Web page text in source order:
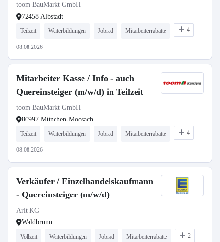
toom BauMarkt GmbH
72458 Albstadt
Teilzeit Weiterbildungen Jobrad Mitarbeiterrabatte 4
08.08.2026
Mitarbeiter Kasse / Info - auch
Quereinsteiger (m/w/d) in Teilzeit
toom BauMarkt GmbH
80997 München-Moosach
Teilzeit Weiterbildungen Jobrad Mitarbeiterrabatte 4
08.08.2026
Verkäufer / Einzelhandelskaufmann
- Quereinsteiger (m/w/d)
Arlt KG
Waldbrunn
Vollzeit Weiterbildungen Jobrad Mitarbeiterrabatte 2